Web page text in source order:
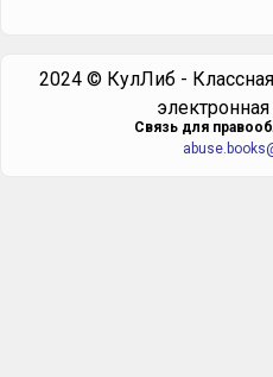
2024 © КулЛиб -
Cвязь для